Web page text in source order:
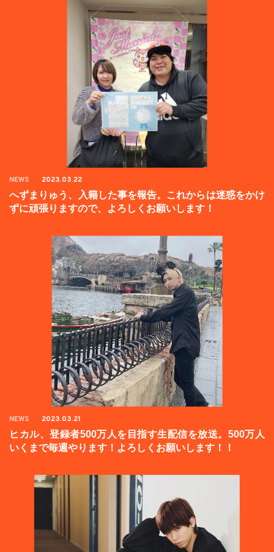
NEWS 2023.03.22
へずまりゅう、入籍した事を報告。これからは迷惑をかけ
ずに頑張りますので、よろしくお願いします！
NEWS 2023.03.21
ヒカル、登録者500万人を目指す生配信を放送。500万人
いくまで毎週やります！よろしくお願いします！！